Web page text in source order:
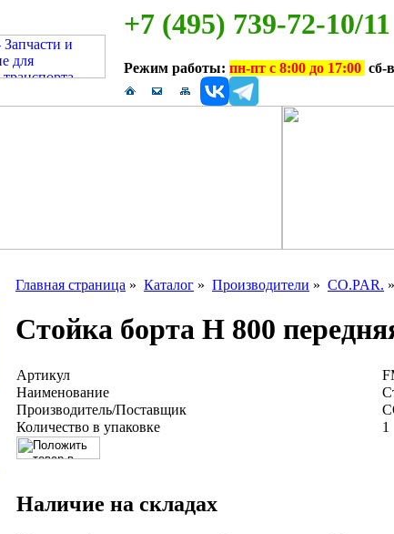
+7 (495) 739-72-10/11
Режим работы: пн-пт с 8:00 до 17:00 сб-
Главная страница » Каталог » Производители » CO.PAR.
Стойка борта H 800
Артикул
Наименование
Производитель/Поставщик
Количество в упаковке
1
Наличие на складах